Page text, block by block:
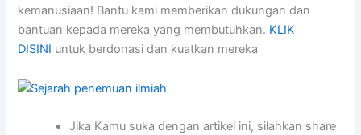
kemanusiaan! Bantu kami memberikan dukungan dan
bantuan kepada mereka yang membutuhkan. KLIK
DISINI untuk berdonasi dan kuatkan mereka
Jika Kamu suka dengan artikel ini, silahkan share